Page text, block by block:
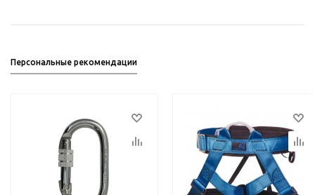
Персональные рекомендации